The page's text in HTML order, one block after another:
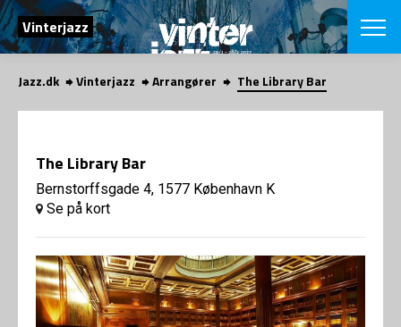
SØG
Vinterjazz
English
App
App
Presse/
Om
Om fonden
Jazz.dk Vinterjazz Arrangører The Library Bar
The Library Bar
Bernstorffsgade 4, 1577 København K
Se på kort